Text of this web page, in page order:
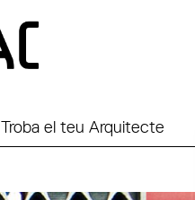
Troba el teu Arquitecte